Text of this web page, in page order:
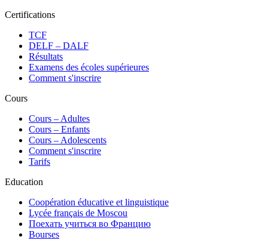
Certifications
TCF
DELF – DALF
Résultats
Examens des écoles supérieures
Comment s'inscrire
Cours
Сours – Adultes
Cours – Enfants
Cours – Adolescents
Comment s'inscrire
Tarifs
Education
Coopération éducative et linguistique
Lycée français de Moscou
Поехать учиться во Францию
Bourses